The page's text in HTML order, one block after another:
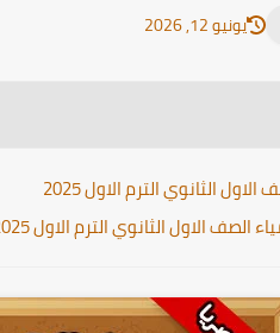
يونيو 12, 2026
الثانوي الترم الاول 2025
الاول الثانوي الترم الاول 2025